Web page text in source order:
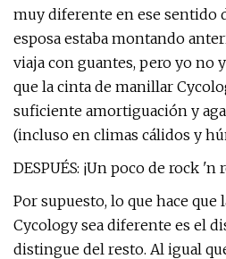
muy diferente en ese sentido
esposa estaba montando
viaja con guantes, pero yo no
que la cinta de manillar
suficiente amortiguación y
(incluso en climas cálidos y
DESPUÉS: ¡Un poco de rock 'n
Por supuesto, lo que hace
Cycology sea diferente es el
distingue del resto. Al igual